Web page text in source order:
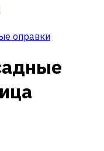
оправки